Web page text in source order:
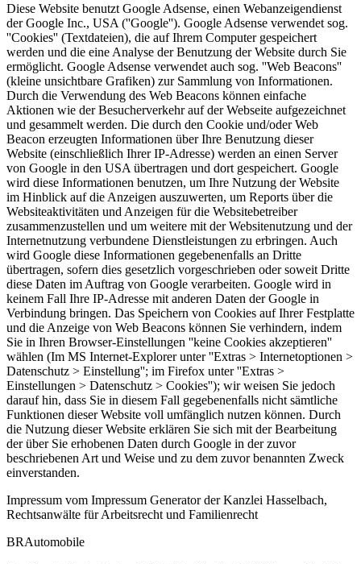
Diese Website benutzt Google Adsense, einen Webanzeigendienst
der Google Inc., USA (''Google''). Google Adsense verwendet sog.
''Cookies'' (Textdateien), die auf Ihrem Computer gespeichert
werden und die eine Analyse der Benutzung der Website durch Sie
ermöglicht. Google Adsense verwendet auch sog. ''Web Beacons''
(kleine unsichtbare Grafiken) zur Sammlung von Informationen.
Durch die Verwendung des Web Beacons können einfache
Aktionen wie der Besucherverkehr auf der Webseite aufgezeichnet
und gesammelt werden. Die durch den Cookie und/oder Web
Beacon erzeugten Informationen über Ihre Benutzung dieser
Website (einschließlich Ihrer IP-Adresse) werden an einen Server
von Google in den USA übertragen und dort gespeichert. Google
wird diese Informationen benutzen, um Ihre Nutzung der Website
im Hinblick auf die Anzeigen auszuwerten, um Reports über die
Websiteaktivitäten und Anzeigen für die Websitebetreiber
zusammenzustellen und um weitere mit der Websitenutzung und der
Internetnutzung verbundene Dienstleistungen zu erbringen. Auch
wird Google diese Informationen gegebenenfalls an Dritte
übertragen, sofern dies gesetzlich vorgeschrieben oder soweit Dritte
diese Daten im Auftrag von Google verarbeiten. Google wird in
keinem Fall Ihre IP-Adresse mit anderen Daten der Google in
Verbindung bringen. Das Speichern von Cookies auf Ihrer Festplatte
und die Anzeige von Web Beacons können Sie verhindern, indem
Sie in Ihren Browser-Einstellungen ''keine Cookies akzeptieren''
wählen (Im MS Internet-Explorer unter ''Extras > Internetoptionen >
Datenschutz > Einstellung''; im Firefox unter ''Extras >
Einstellungen > Datenschutz > Cookies''); wir weisen Sie jedoch
darauf hin, dass Sie in diesem Fall gegebenenfalls nicht sämtliche
Funktionen dieser Website voll umfänglich nutzen können. Durch
die Nutzung dieser Website erklären Sie sich mit der Bearbeitung
der über Sie erhobenen Daten durch Google in der zuvor
beschriebenen Art und Weise und zu dem zuvor benannten Zweck
einverstanden.
Impressum vom Impressum Generator der Kanzlei Hasselbach,
Rechtsanwälte für Arbeitsrecht und Familienrecht
BRAutomobile